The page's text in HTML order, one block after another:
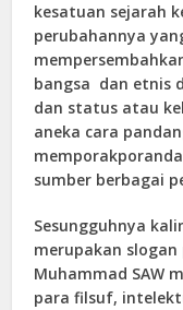
kesatuan sejarah
perubahannya
bangsa dan etnis
dan status atau
aneka cara
sumber berbagai
Sesungguhnya
merupakan slogan
Muhammad SAW
para filsuf,